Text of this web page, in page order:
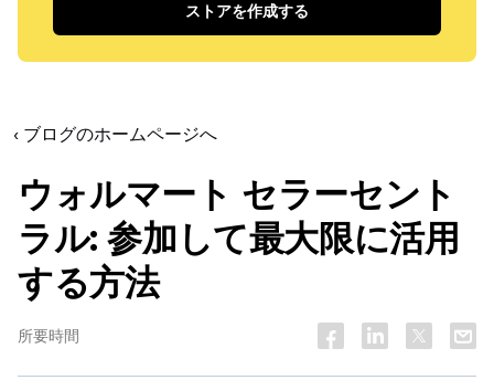
ストアを作成する
‹ ブログのホームページへ
ウォルマート セラーセント
ラル: 参加して最大限に活用
する方法
所要時間